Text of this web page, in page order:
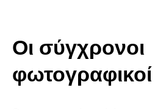
Οι σύγχρονοι